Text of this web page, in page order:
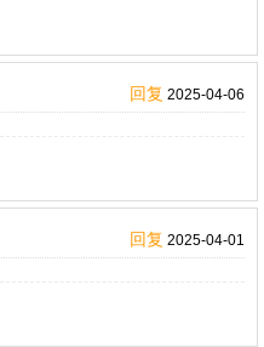
回复 2025-04-06
回复 2025-04-01